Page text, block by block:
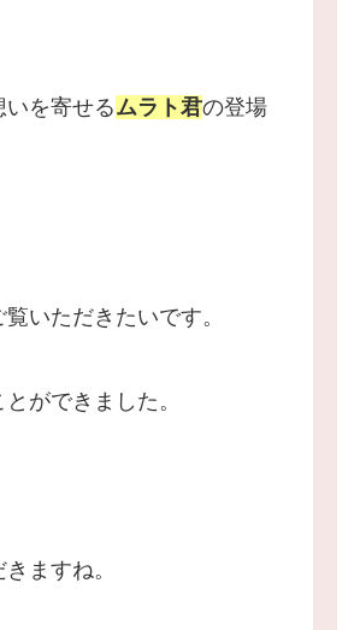
を寄せるムラト君の登場
いただきたいです。
ができました。
ますね。